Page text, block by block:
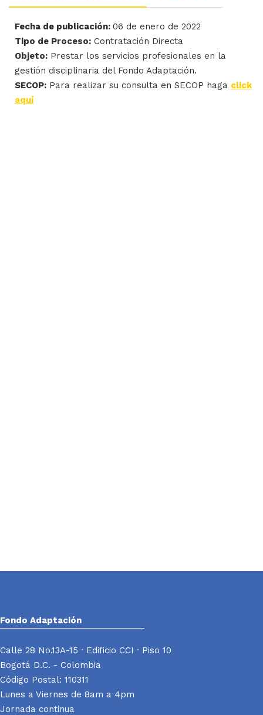
Fecha de publicación: 06 de enero de 2022
Tipo de Proceso: Contratación Directa
Objeto: Prestar los servicios profesionales en la
gestión disciplinaria del Fondo Adaptación.
SECOP: Para realizar su consulta en SECOP haga click
aquí
Fondo Adaptación
Calle 28 No.13A-15 · Edificio CCI · Piso 10
Bogotá D.C. - Colombia
Código Postal: 110311
Lunes a Viernes de 8am a 4pm
Jornada continua